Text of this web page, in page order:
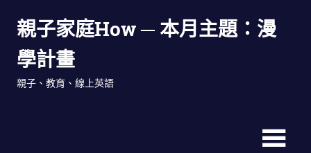
親子家庭How ─ 本月主題：漫
學計畫
親子、教育、線上英語